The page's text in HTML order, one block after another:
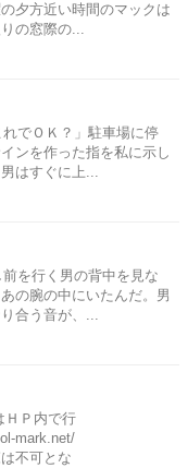
夕方近い時間のマックは
の窓際の...
でＯＫ？」駐車場に停
ンを作った指を私に示し
はすぐに上...
を行く男の背中を見な
の腕の中にいたんだ。男
合う音が、...
ＨＰ内で行
mark.net/
不可とな